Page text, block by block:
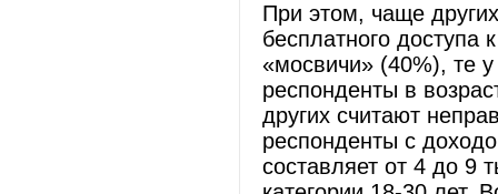
При этом, чаще
бесплатного доступа
«мосвичи» (40%), те
респонденты в
других считают
респонденты с
составляет от 4 до 9